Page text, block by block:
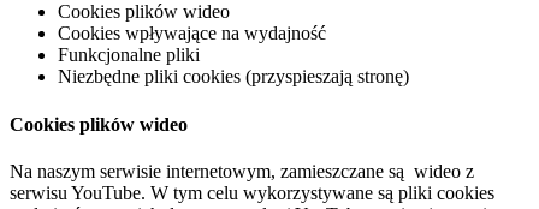
Cookies plików wideo
Cookies wpływające na wydajność
Funkcjonalne pliki
Niezbędne pliki cookies (przyspieszają stronę)
Cookies plików wideo
Na naszym serwisie internetowym, zamieszczane są wideo z
serwisu YouTube. W tym celu wykorzystywane są pliki cookies